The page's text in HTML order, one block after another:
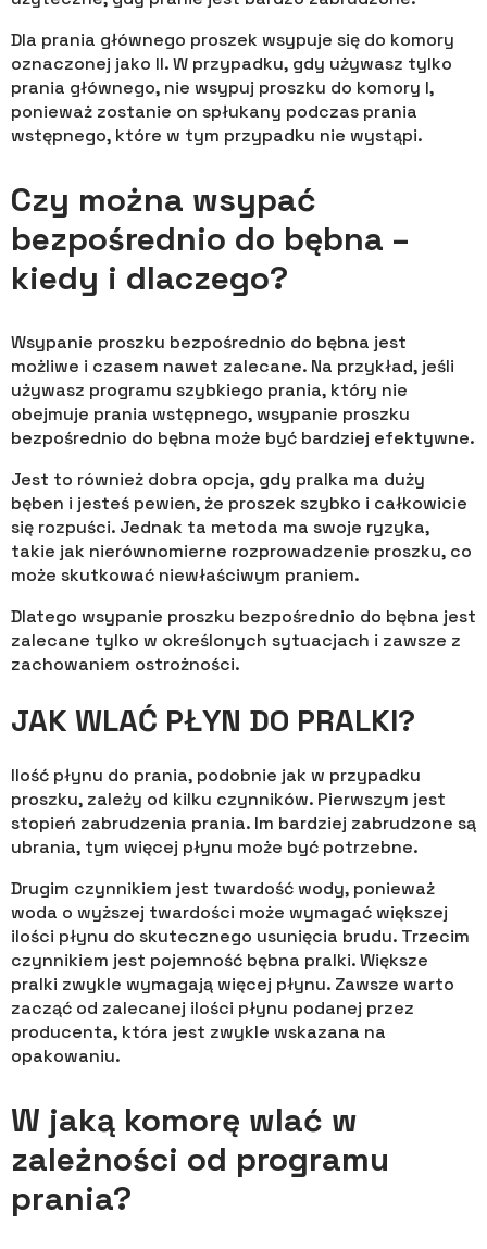
Dla prania głównego proszek wsypuje się do komory
oznaczonej jako II. W przypadku, gdy używasz tylko
prania głównego, nie wsypuj proszku do komory I,
ponieważ zostanie on spłukany podczas prania
wstępnego, które w tym przypadku nie wystąpi.
Czy można wsypać
bezpośrednio do bębna –
kiedy i dlaczego?
Wsypanie proszku bezpośrednio do bębna jest
możliwe i czasem nawet zalecane. Na przykład, jeśli
używasz programu szybkiego prania, który nie
obejmuje prania wstępnego, wsypanie proszku
bezpośrednio do bębna może być bardziej efektywne.
Jest to również dobra opcja, gdy pralka ma duży
bęben i jesteś pewien, że proszek szybko i całkowicie
się rozpuści. Jednak ta metoda ma swoje ryzyka,
takie jak nierównomierne rozprowadzenie proszku, co
może skutkować niewłaściwym praniem.
Dlatego wsypanie proszku bezpośrednio do bębna jest
zalecane tylko w określonych sytuacjach i zawsze z
zachowaniem ostrożności.
JAK WLAĆ PŁYN DO PRALKI?
Ilość płynu do prania, podobnie jak w przypadku
proszku, zależy od kilku czynników. Pierwszym jest
stopień zabrudzenia prania. Im bardziej zabrudzone są
ubrania, tym więcej płynu może być potrzebne.
Drugim czynnikiem jest twardość wody, ponieważ
woda o wyższej twardości może wymagać większej
ilości płynu do skutecznego usunięcia brudu. Trzecim
czynnikiem jest pojemność bębna pralki. Większe
pralki zwykle wymagają więcej płynu. Zawsze warto
zacząć od zalecanej ilości płynu podanej przez
producenta, która jest zwykle wskazana na
opakowaniu.
W jaką komorę wlać w
zależności od programu
prania?